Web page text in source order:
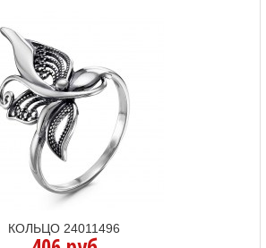
КОЛЬЦО 24011496